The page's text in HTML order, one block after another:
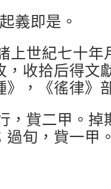
義即是。
上世紀七十
，收拾后得文
》，《徭律》
，貲二甲。掉
過旬，貲一